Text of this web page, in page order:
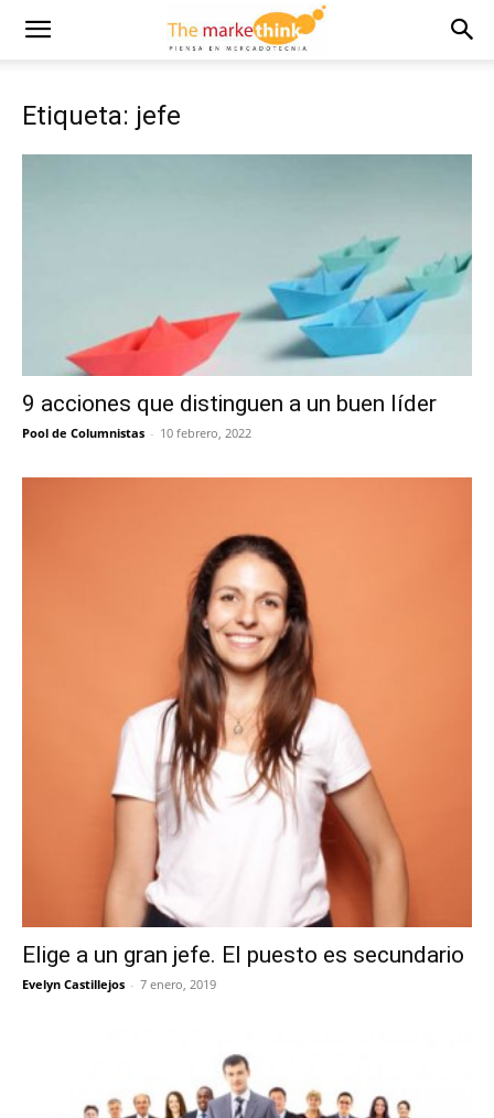
Etiqueta: jefe
9 acciones que distinguen a un buen líder
Pool de Columnistas - 10 febrero, 2022
Elige a un gran jefe. El puesto es secundario
Evelyn Castillejos - 7 enero, 2019